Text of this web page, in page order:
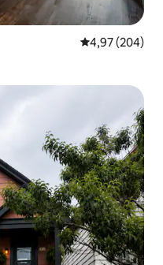
Évaluation
4,97 (204)